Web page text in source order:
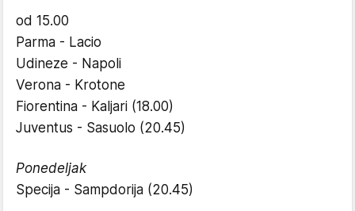
od 15.00
Parma - Lacio
Udineze - Napoli
Verona - Krotone
Fiorentina - Kaljari (18.00)
Juventus - Sasuolo (20.45)
Ponedeljak
Specija - Sampdorija (20.45)